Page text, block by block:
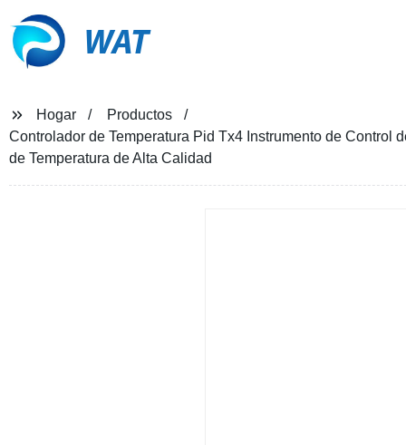
WAT
Hogar
Productos
Controlador de Temperatura Pid Tx4 Instrumento de Control
de Temperatura de Alta Calidad